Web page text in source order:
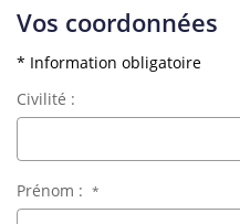
Vos coordonnées
* Information obligatoire
Civilité :
Prénom : *